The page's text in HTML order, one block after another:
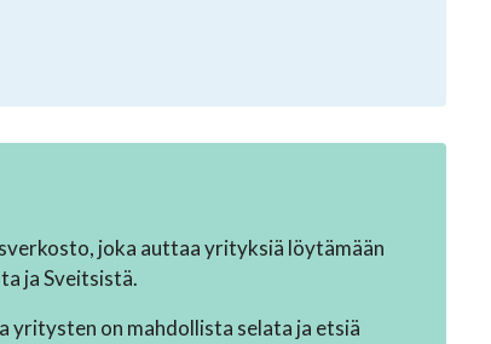
joka auttaa yrityksiä löytämään
ja Sveitsistä.
yritysten on mahdollista selata ja etsiä